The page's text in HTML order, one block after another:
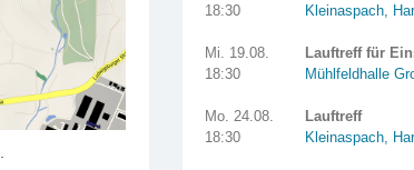
18:30
Kleinaspach,
Mi. 19.08.
18:30
Lauftreff für
Mühlfeldhalle
Mo. 24.08.
18:30
Lauftreff
Kleinaspach,